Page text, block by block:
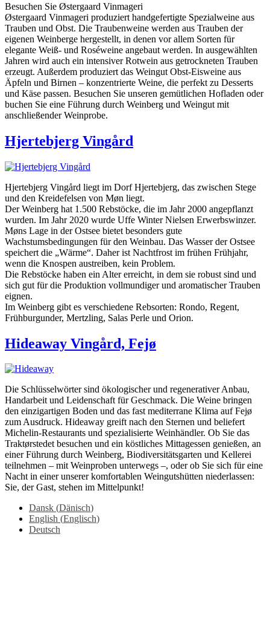
Besuchen Sie Østergaard Vinmageri
Østergaard Vinmageri produziert handgefertigte Spezialweine aus
Trauben und Obst. Die Traubenweine werden aus Trauben der
eigenen Weinberge hergestellt, in denen vor allem Sorten für
elegante Weiß- und Roséweine angebaut werden. In ausgewählten
Jahren wird auch ein intensiver Rotwein aus getrockneten Trauben
erzeugt. Außerdem produziert das Weingut Obst-Eisweine aus
Äpfeln und Birnen – konzentrierte Weine, die perfekt zu Desserts
und Käse passen. Besuchen Sie unseren gemütlichen Hofladen oder
buchen Sie eine Führung durch Weinberg und Weingut mit
anschließender Weinprobe.
Hjertebjerg Vingård
Hjertebjerg Vingård liegt im Dorf Hjertebjerg, das zwischen Stege
und den Kreidefelsen von Møn liegt.
Der Weinberg hat 1.500 Rebstöcke, die im Jahr 2000 angepflanzt
wurden. Im Jahr 2020 wurde Uffe Winter Nielsen Erwerbswinzer.
Møns Lage in der Ostsee bietet besonders gute
Wachstumsbedingungen für den Weinbau. Das Wasser der Ostsee
speichert die „Wärme“. Daher ist Nachtfrost im frühen Frühjahr,
wenn die Knospen austreiben, kein Problem.
Die Rebstöcke haben ein Alter erreicht, in dem sie robust sind und
sich gut für die Produktion vollmundiger und aromatischer Trauben
eignen.
Im Weinberg gibt es verschiedene Rebsorten: Rondo, Regent,
Frühburgunder, Mertzling, Salas Perle und Orion.
Hideaway Vingård, Fejø
Die Schlüsselwörter sind ökologischer und regenerativer Anbau,
Handarbeit und Leidenschaft für Geschmack. Die Weine bringen
den einzigartigen Boden und das fast mediterrane Klima auf Fejø
zum Ausdruck. Hideaway greift nach den Sternen und beliefert
Michelin-Restaurants und spezialisierte Weinhändler. Ob Sie das
Traktørstedet besuchen und ein köstliches Mittagessen genießen, an
einer Führung durch Weinberg, Biodiversitätsgarten und Kellerei
teilnehmen – mit Weinproben unterwegs –, oder ob Sie sich für eine
Nacht in einer unserer komfortablen Weingutshütten niederlassen:
Sie, der Gast, stehen im Mittelpunkt!
Dansk (Dänisch)
English (Englisch)
Deutsch